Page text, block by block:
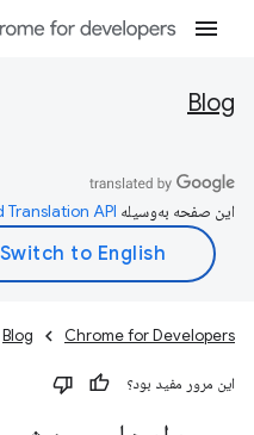
Blog
این صفحه به‌وسیله
Chrome for Developers
Blog
این مرور مفید بود؟